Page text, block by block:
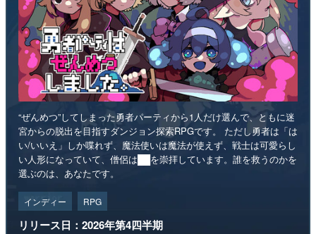
“ぜんめつ”してしまった勇者パーティから1人だけ選んで、ともに迷
宮からの脱出を目指すダンジョン探索RPGです。 ただし勇者は「は
い/いいえ」しか喋れず、魔法使いは魔法が使えず、戦士は可愛らし
い人形になっていて、僧侶は██を崇拝しています。誰を救うのかを
選ぶのは、あなたです。
インディー RPG
リリース日：2026年第4四半期